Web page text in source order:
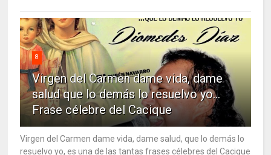
8
Virgen del Carmen dame vida, dame
salud que lo demás lo resuelvo yo…
Frase célebre del Cacique
Virgen del Carmen dame vida, dame salud, que lo demás lo
resuelvo yo, es una de las tantas frases célebres del Cacique